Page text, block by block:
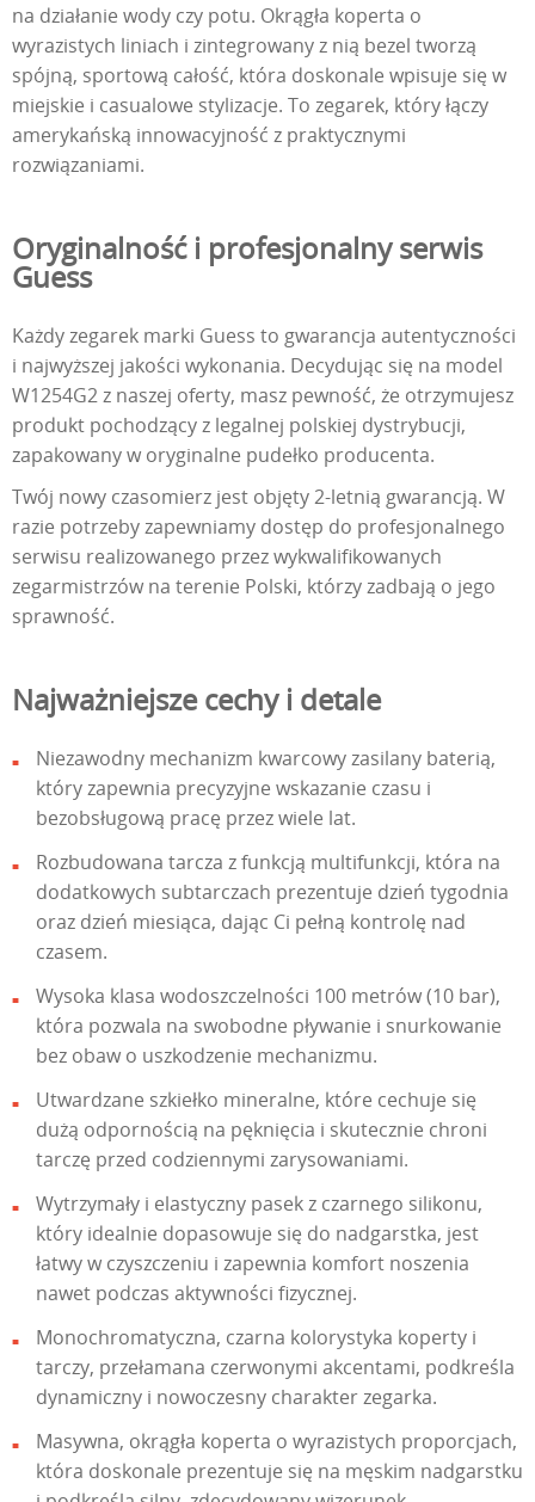
na działanie wody czy potu. Okrągła koperta o
wyrazistych liniach i zintegrowany z nią bezel tworzą
spójną, sportową całość, która doskonale wpisuje się w
miejskie i casualowe stylizacje. To zegarek, który łączy
amerykańską innowacyjność z praktycznymi
rozwiązaniami.
Oryginalność i profesjonalny serwis
Guess
Każdy zegarek marki Guess to gwarancja autentyczności
i najwyższej jakości wykonania. Decydując się na model
W1254G2 z naszej oferty, masz pewność, że otrzymujesz
produkt pochodzący z legalnej polskiej dystrybucji,
zapakowany w oryginalne pudełko producenta.
Twój nowy czasomierz jest objęty 2-letnią gwarancją. W
razie potrzeby zapewniamy dostęp do profesjonalnego
serwisu realizowanego przez wykwalifikowanych
zegarmistrzów na terenie Polski, którzy zadbają o jego
sprawność.
Najważniejsze cechy i detale
Niezawodny mechanizm kwarcowy zasilany baterią,
który zapewnia precyzyjne wskazanie czasu i
bezobsługową pracę przez wiele lat.
Rozbudowana tarcza z funkcją multifunkcji, która na
dodatkowych subtarczach prezentuje dzień tygodnia
oraz dzień miesiąca, dając Ci pełną kontrolę nad
czasem.
Wysoka klasa wodoszczelności 100 metrów (10 bar),
która pozwala na swobodne pływanie i snurkowanie
bez obaw o uszkodzenie mechanizmu.
Utwardzane szkiełko mineralne, które cechuje się
dużą odpornością na pęknięcia i skutecznie chroni
tarczę przed codziennymi zarysowaniami.
Wytrzymały i elastyczny pasek z czarnego silikonu,
który idealnie dopasowuje się do nadgarstka, jest
łatwy w czyszczeniu i zapewnia komfort noszenia
nawet podczas aktywności fizycznej.
Monochromatyczna, czarna kolorystyka koperty i
tarczy, przełamana czerwonymi akcentami, podkreśla
dynamiczny i nowoczesny charakter zegarka.
Masywna, okrągła koperta o wyrazistych proporcjach,
która doskonale prezentuje się na męskim nadgarstku